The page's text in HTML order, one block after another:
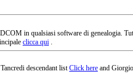
in qualsiasi software di genealogia.
clicca qui .
descendant listClick here and